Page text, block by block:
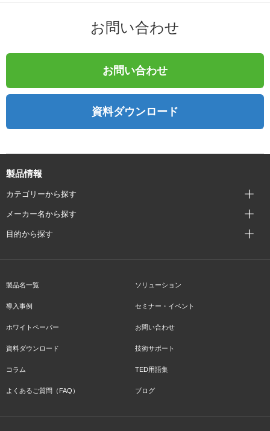
お問い合わせ
お問い合わせ
資料ダウンロード
製品情報
カテゴリーから探す
メーカー名から探す
目的から探す
製品名一覧 ソリューション
導入事例 セミナー・イベント
ホワイトペーパー お問い合わせ
資料ダウンロード 技術サポート
コラム TED用語集
よくあるご質問（FAQ） ブログ